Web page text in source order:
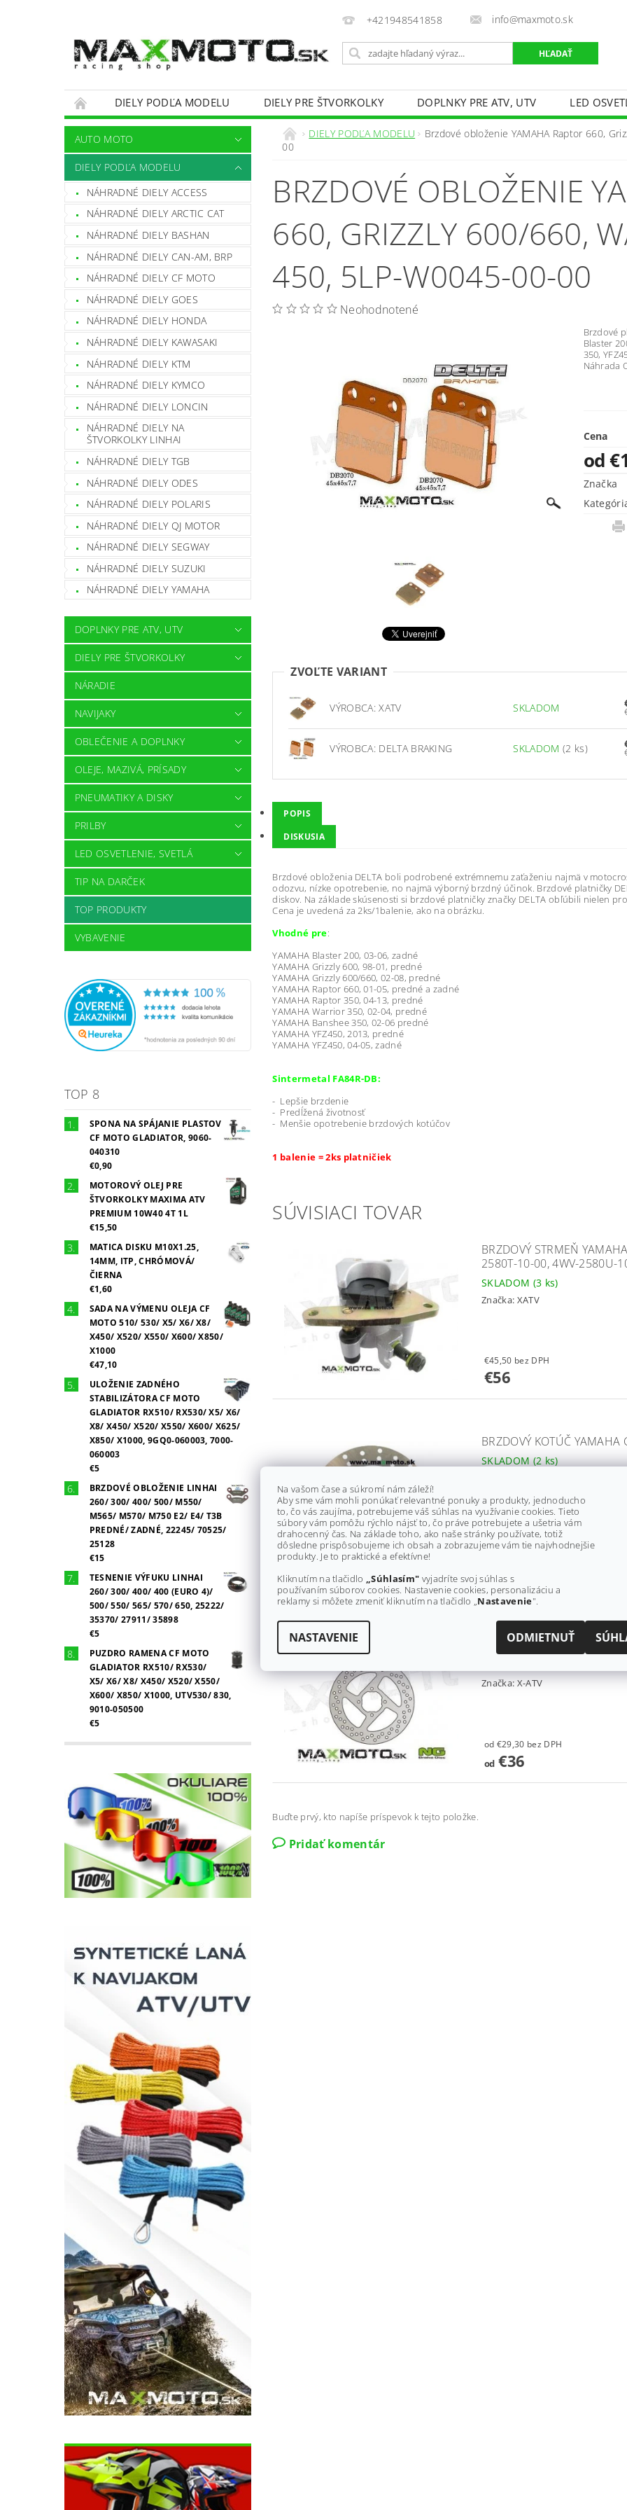
+421948541858 info@maxmoto.sk
DIELY PODĽA MODELU DIELY PRE ŠTVORKOLKY DOPLNKY PRE ATV, UTV LED
OBCHODNÉ PODMIENKY
KONTAKTY
AUTO MOTO
DIELY PODĽA MODELU
NÁHRADNÉ DIELY ACCESS
NÁHRADNÉ DIELY ARCTIC CAT
NÁHRADNÉ DIELY BASHAN
NÁHRADNÉ DIELY CAN-AM, BRP
NÁHRADNÉ DIELY CF MOTO
NÁHRADNÉ DIELY GOES
NÁHRADNÉ DIELY HONDA
NÁHRADNÉ DIELY KAWASAKI
NÁHRADNÉ DIELY KTM
NÁHRADNÉ DIELY KYMCO
NÁHRADNÉ DIELY LONCIN
NÁHRADNÉ DIELY NA
ŠTVORKOLKY LINHAI
NÁHRADNÉ DIELY TGB
NÁHRADNÉ DIELY ODES
NÁHRADNÉ DIELY POLARIS
NÁHRADNÉ DIELY QJ MOTOR
NÁHRADNÉ DIELY SEGWAY
NÁHRADNÉ DIELY SUZUKI
NÁHRADNÉ DIELY YAMAHA
DOPLNKY PRE ATV, UTV
DIELY PRE ŠTVORKOLKY
NÁRADIE
NAVIJAKY
OBLEČENIE A DOPLNKY
OLEJE, MAZIVÁ, PRÍSADY
PNEUMATIKY A DISKY
PRILBY
LED OSVETLENIE, SVETLÁ
TIP NA DARČEK
TOP PRODUKTY
VYBAVENIE
TOP 8
SPONA NA SPÁJANIE PLASTOV
CF MOTO GLADIATOR, 9060-
040310
€0,90
MOTOROVÝ OLEJ PRE
ŠTVORKOLKY MAXIMA ATV
PREMIUM 10W40 4T 1L
€15,50
MATICA DISKU M10X1.25,
14MM, ITP, CHRÓMOVÁ/
ČIERNA
€1,60
SADA NA VÝMENU OLEJA CF
MOTO 510/ 530/ X5/ X6/ X8/
X450/ X520/ X550/ X600/ X850/
X1000
€47,10
ULOŽENIE ZADNÉHO
STABILIZÁTORA CF MOTO
GLADIATOR RX510/ RX530/ X5/ X6/
X8/ X450/ X520/ X550/ X600/ X625/
X850/ X1000, 9GQ0-060003, 7000-
060003
€5
BRZDOVÉ OBLOŽENIE LINHAI
260/ 300/ 400/ 500/ M550/
M565/ M570/ M750 E2/ E4/ T3B
PREDNÉ/ ZADNÉ, 22245/ 70525/
25128
€15
TESNENIE VÝFUKU LINHAI
260/ 300/ 400/ 400 (EURO 4)/
500/ 550/ 565/ 570/ 650, 25222/
35370/ 27911/ 35898
€5
PUZDRO RAMENA CF MOTO
GLADIATOR RX510/ RX530/
X5/ X6/ X8/ X450/ X520/ X550/
X600/ X850/ X1000, UTV530/ 830,
9010-050500
€5
DIELY PODĽA MODELU
Brzdové obloženie YAMAHA Raptor 660,
00
BRZDOVÉ OBLOŽENIE
660, GRIZZLY 600/660,
450, 5LP-W0045-00-00
Neohodnotené
Brzdové
Blaster
350,
Náhrada
Cena
od
Značka
ZVOĽTE VARIANT
VÝROBCA: XATV SKLADOM
VÝROBCA: DELTA BRAKING SKLADOM (2 ks)
POPIS
DISKUSIA
Brzdové obloženia DELTA boli podrobené extrémnemu zaťaženiu najmä v
odozvu, nízke opotrebenie, no najmä výborný brzdný účinok. Brzdové platničky
diskov. Na základe skúsenosti si brzdové platničky značky DELTA obľúbili nielen
Cena je uvedená za 2ks/1balenie, ako na obrázku.
Vhodné pre:
YAMAHA Blaster 200, 03-06, zadné
YAMAHA Grizzly 600, 98-01, predné
YAMAHA Grizzly 600/660, 02-08, predné
YAMAHA Raptor 660, 01-05, predné a zadné
YAMAHA Raptor 350, 04-13, predné
YAMAHA Warrior 350, 02-04, predné
YAMAHA Banshee 350, 02-06 predné
YAMAHA YFZ450, 2013, predné
YAMAHA YFZ450, 04-05, zadné
Sintermetal FA84R-DB:
- Lepšie brzdenie
- Predĺžená životnosť
- Menšie opotrebenie brzdových kotúčov
1 balenie = 2ks platničiek
SÚVISIACI TOVAR
BRZDOVÝ STRMEŇ
2580T-10-00, 4WV-2580U-
SKLADOM (3 ks)
Značka: XATV
€45,50 bez DPH
€56
BRZDOVÝ KOTÚČ
SKLADOM(2 ks)
od €30 bez DPH
BRZDOVÝ KOTÚČ
Značka: X-ATV
od €29,30 bez DPH
od€36
Buďte prvý, kto napíše príspevok k tejto položke.
Pridať komentár
Na vašom čase a súkromí nám záleží!
Aby sme vám mohli ponúkať relevantné ponuky a produkty, jednoducho
to, čo vás zaujíma, potrebujeme váš súhlas na využívanie cookies. Tieto
súbory vám pomôžu rýchlo nájsť to, čo práve potrebujete a ušetria vám
drahocenný čas. Na základe toho, ako naše stránky používate, totiž
dôsledne prispôsobujeme ich obsah a zobrazujeme vám tie najvhodnejšie
produkty. Je to praktické a efektívne!
Kliknutím na tlačidlo „Súhlasím" vyjadríte svoj súhlas s
používaním súborov cookies. Nastavenie cookies, personalizáciu a
reklamy si môžete zmeniť kliknutím na tlačidlo „Nastavenie".
NASTAVENIE ODMIETNUŤ